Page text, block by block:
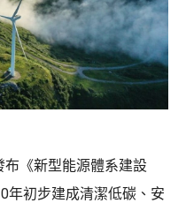
《新型能源體系建設
年初步建成清潔低碳、安